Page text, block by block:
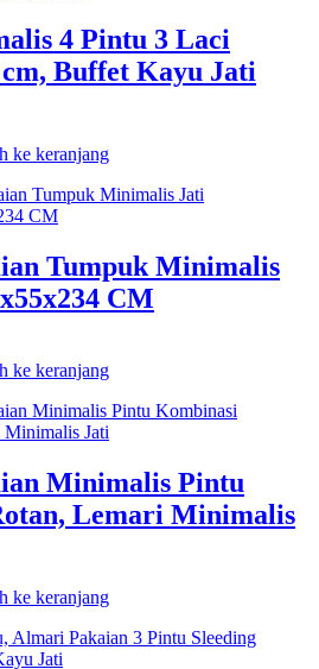
4 Pintu 3 Laci
Buffet Kayu Jati
ke keranjang
Tumpuk Minimalis
CM
ke keranjang
Minimalis Pintu
Lemari Minimalis
ke keranjang